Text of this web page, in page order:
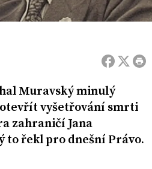
Muravský minulý
vyšetřování smrti
zahraničí Jana
to řekl pro dnešní Právo.